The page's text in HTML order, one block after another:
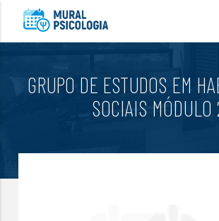
GRUPO DE ESTUDOS EM
SOCIAIS MÓDULO